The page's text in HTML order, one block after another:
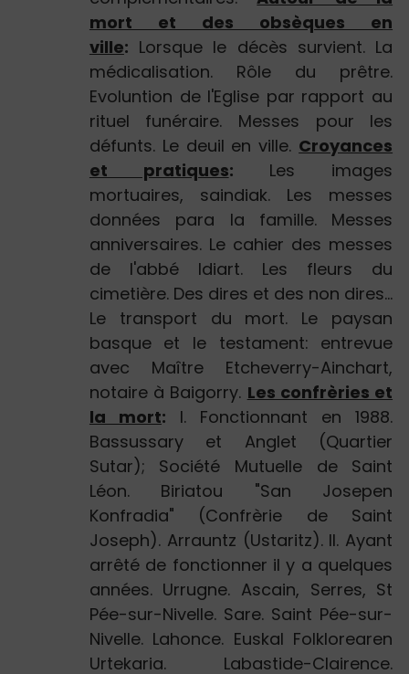
mort et des obsèques en
ville: Lorsque le décès survient. La
médicalisation. Rôle du prêtre.
Evoluntion de l'Eglise par rapport au
rituel funéraire. Messes pour les
défunts. Le deuil en ville. Croyances
et pratiques: Les images
mortuaires, saindiak. Les messes
données para la famille. Messes
anniversaires. Le cahier des messes
de l'abbé Idiart. Les fleurs du
cimetière. Des dires et des non dires...
Le transport du mort. Le paysan
basque et le testament: entrevue
avec Maître Etcheverry-Ainchart,
notaire à Baigorry. Les confrèries et
la mort: I. Fonctionnant en 1988.
Bassussary et Anglet (Quartier
Sutar); Société Mutuelle de Saint
Léon. Biriatou "San Josepen
Konfradia" (Confrèrie de Saint
Joseph). Arrauntz (Ustaritz). II. Ayant
arrêté de fonctionner il y a quelques
années. Urrugne. Ascain, Serres, St
Pée-sur-Nivelle. Sare. Saint Pée-sur-
Nivelle. Lahonce. Euskal Folklorearen
Urtekaria. Labastide-Clairence.